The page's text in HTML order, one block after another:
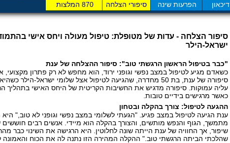
דיכאון
הפרעות שינה
סיפורי הצלחה 870 המלצות
סיפור הצלחה - עדות של מטופלת: טיפול מעולה ויחס אישי
ישראל-הילר
"כבר בטיפול הראשון הרגשתי טוב": סיפור ההצלחה של ענת
כשאדם מגיע לטיפול במצב נפשי וגופני ירוד, הוא מחפש לא רק פתרון מקצועי,
סיפורה של ענת, בת 50 מחדרה, שהגיעה לטיפול אצל שלומי
עליה עמוקות. סיפורה מדגיש את החשיבות הקריטית של היחס האישי בתהליך
כאשר מרגישים בידיים טובות.
ההגעה לטיפול: צורך בהקלה ובטחון
ענת הגיעה לטיפול במצב פגיע. "הגעתי לשלומי במצב נפשי וגופני לא טוב,"
מתמשך, הגוף והנפש מותשים, והצורך בהקלה הוא מיידי. אנשים רבים חוששים
שיפור, אך החוויה של ענת הייתה שונה לחלוטין. היא הרגישה את השינוי כבר
שהלכתי הביתה הרגשתי טוב." ההקלה המהירה הזו נתנה לה את הכוח והאמונה